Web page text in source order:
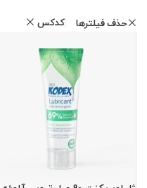
حذف فیلترها کدکس